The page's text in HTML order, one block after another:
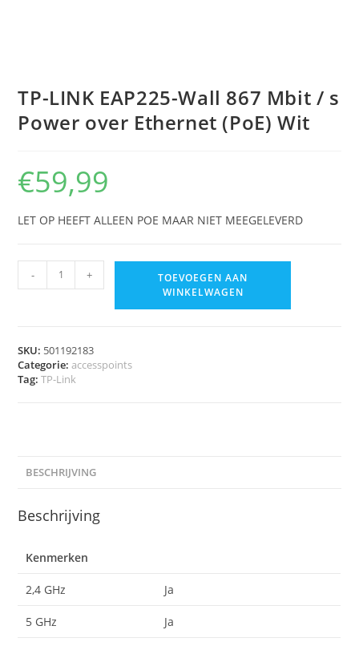
TP-LINK EAP225-Wall 867 Mbit / s
Power over Ethernet (PoE) Wit
€59,99
LET OP HEEFT ALLEEN POE MAAR NIET MEEGELEVERD
- +
TOEVOEGEN AAN
WINKELWAGEN
SKU: 501192183
Categorie:accesspoints
Tag:TP-Link
BESCHRIJVING
Beschrijving
Kenmerken
2,4 GHz Ja
5 GHz Ja